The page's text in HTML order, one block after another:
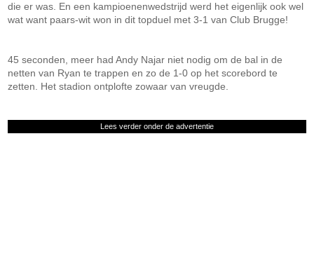
die er was. En een kampioenenwedstrijd werd het eigenlijk ook wel
wat want paars-wit won in dit topduel met 3-1 van Club Brugge!
45 seconden, meer had Andy Najar niet nodig om de bal in de
netten van Ryan te trappen en zo de 1-0 op het scorebord te
zetten. Het stadion ontplofte zowaar van vreugde.
Lees verder onder de advertentie